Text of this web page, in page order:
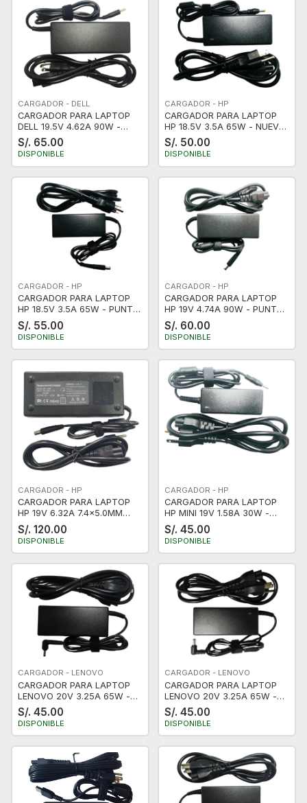
CARGADOR - DELL
CARGADOR PARA LAPTOP
DELL 19.5V 4.62A 90W -
NUEVO - CERTIFICADO -
PUNTA FINA
S/. 65.00
DISPONIBLE
CARGADOR - HP
CARGADOR PARA LAPTOP
HP 18.5V 3.5A 65W - NUEVO
- CERTIFICADO - PUNTA
AMARILLA
S/. 50.00
DISPONIBLE
CARGADOR - HP
CARGADOR PARA LAPTOP
HP 18.5V 3.5A 65W - PUNTA
AGUJA PIN - NUEVO -
CERTIFICADO
S/. 55.00
DISPONIBLE
CARGADOR - HP
CARGADOR PARA LAPTOP
HP 19V 4.74A 90W - PUNTA
AGUJA PIN - NUEVO -
CERTIFICADO
S/. 60.00
DISPONIBLE
CARGADOR - HP
CARGADOR PARA LAPTOP
HP 19V 6.32A 7.4x5.0MM
120W - PUNTA PIN - GRUESO
- NUEVO
S/. 120.00
DISPONIBLE
CARGADOR - HP
CARGADOR PARA LAPTOP
HP MINI 19V 1.58A 30W -
CERTIFICADO
S/. 45.00
DISPONIBLE
CARGADOR - LENOVO
CARGADOR PARA LAPTOP
LENOVO 20V 3.25A 65W -
PUNTA FINA - NUEVO -
CERTIFICADO
S/. 45.00
DISPONIBLE
CARGADOR - LENOVO
CARGADOR PARA LAPTOP
LENOVO 20V 3.25A 65W -
PUNTA MARRON
S/. 45.00
DISPONIBLE